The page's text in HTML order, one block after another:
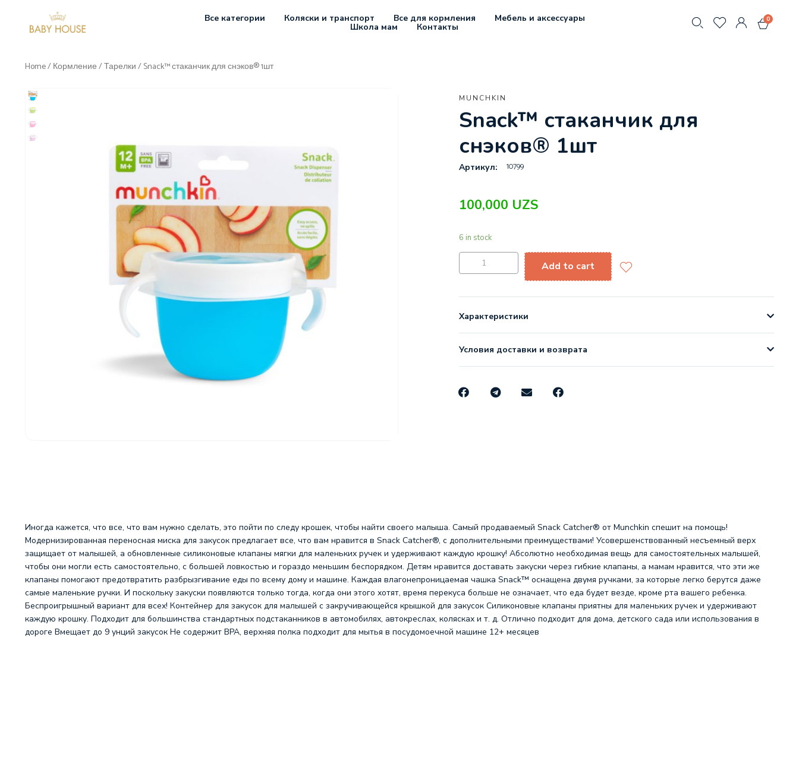
Все категории Коляски и транспорт Все для кормления Мебель и аксессуары
Школа мам Контакты
0
Home/Кормление/Тарелки/ Snack™ стаканчик для снэков® 1шт
MUNCHKIN
Snack™ стаканчик для
снэков® 1шт
Артикул: 10799
100,000 UZS
6 in stock
Add to cart
Характеристики
Условия доставки и возврата
Иногда кажется, что все, что вам нужно сделать, это пойти по следу крошек, чтобы найти своего малыша. Самый продаваемый Snack Catcher® от Munchkin спешит на помощь!
Модернизированная переносная миска для закусок предлагает все, что вам нравится в Snack Catcher®, с дополнительными преимуществами! Усовершенствованный несъемный верх
защищает от малышей, а обновленные силиконовые клапаны мягки для маленьких ручек и удерживают каждую крошку! Абсолютно необходимая вещь для самостоятельных малышей,
чтобы они могли есть самостоятельно, с большей ловкостью и гораздо меньшим беспорядком. Детям нравится доставать закуски через гибкие клапаны, а мамам нравится, что эти же
клапаны помогают предотвратить разбрызгивание еды по всему дому и машине. Каждая влагонепроницаемая чашка Snack™ оснащена двумя ручками, за которые легко берутся даже
самые маленькие ручки. И поскольку закуски появляются только тогда, когда они этого хотят, время перекуса больше не означает, что еда будет везде, кроме рта вашего ребенка.
Беспроигрышный вариант для всех! Контейнер для закусок для малышей с закручивающейся крышкой для закусок Силиконовые клапаны приятны для маленьких ручек и удерживают
каждую крошку. Подходит для большинства стандартных подстаканников в автомобилях, автокреслах, колясках и т. д. Отлично подходит для дома, детского сада или использования в
дороге Вмещает до 9 унций закусок Не содержит BPA, верхняя полка подходит для мытья в посудомоечной машине 12+ месяцев